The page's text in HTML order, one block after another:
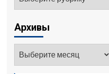
Архивы